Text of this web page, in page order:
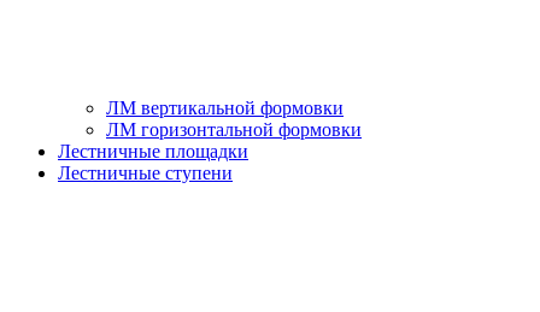
ЛМ вертикальной формовки
ЛМ горизонтальной формовки
Лестничные площадки
Лестничные ступени